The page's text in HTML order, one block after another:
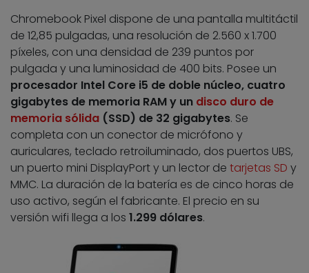
Chromebook Pixel dispone de una pantalla multitáctil
de 12,85 pulgadas, una resolución de 2.560 x 1.700
píxeles, con una densidad de 239 puntos por
pulgada y una luminosidad de 400 bits. Posee un
procesador Intel Core i5 de doble núcleo, cuatro
gigabytes de memoria RAM y un disco duro de
memoria sólida (SSD) de 32 gigabytes. Se
completa con un conector de micrófono y
auriculares, teclado retroiluminado, dos puertos UBS,
un puerto mini DisplayPort y un lector de tarjetas SD y
MMC. La duración de la batería es de cinco horas de
uso activo, según el fabricante. El precio en su
versión wifi llega a los 1.299 dólares.